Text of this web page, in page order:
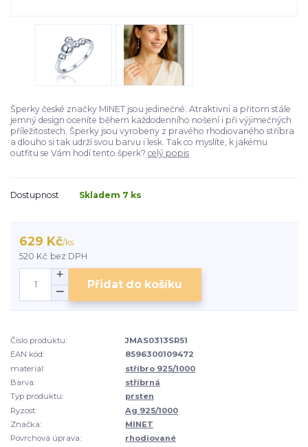
Šperky české značky MINET jsou jedinečné. Atraktivní a přitom stále
jemný design oceníte během každodenního nošení i při výjimečných
příležitostech. Šperky jsou vyrobeny z pravého rhodiovaného stříbra
a dlouho si tak udrží svou barvu i lesk. Tak co myslíte, k jakému
outfitu se Vám hodí tento šperk? celý popis
Dostupnost Skladem 7 ks
629 Kč/ks
520 Kč bez DPH
Přidat do košíku
Číslo produktu:
JMAS0313SR51
EAN kód:
8596300109472
materiál:
stříbro 925/1000
Barva:
stříbrná
Typ produktu:
prsten
Ryzost:
Ag 925/1000
Značka:
MINET
Povrchová úprava:
rhodiované